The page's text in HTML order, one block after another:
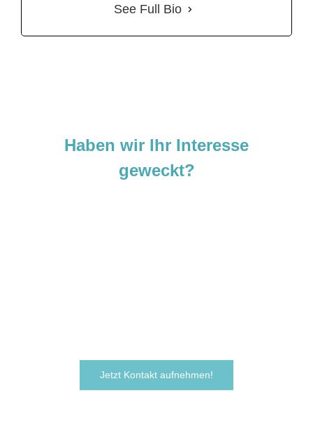
See Full Bio
Haben wir Ihr Interesse
geweckt?
Jetzt Kontakt aufnehmen!